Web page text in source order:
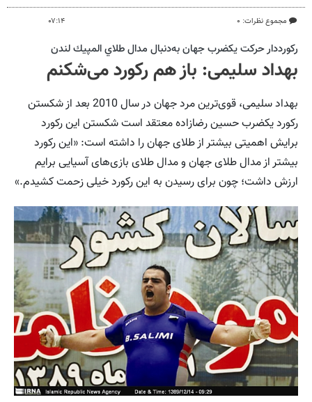
مجموع نظرات: ۰ ۰۷:۱۴
ركورددار حركت يكضرب جهان به‌دنبال مدال طلاي المپيك لندن
بهداد سلیمی: باز هم رکورد می‌شکنم
بهداد سلیمی، قوی‌ترین مرد جهان در سال 2010 بعد از شکستن
رکورد یکضرب حسین رضازاده معتقد است شکستن این رکورد
برایش اهمیتی بیشتر از طلای جهان را داشته است: «این رکورد
بیشتر از مدال طلای جهان و مدال طلای بازی‌های آسیایی برایم
ارزش داشت؛ چون برای رسیدن به این رکورد خیلی زحمت کشیدم.»